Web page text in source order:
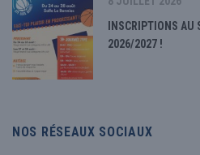
INSCRIPTIONS AU
2026/2027 !
NOS RÉSEAUX SOCIAUX